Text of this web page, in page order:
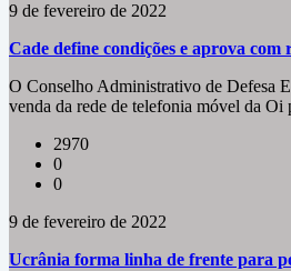
9 de fevereiro de 2022
Cade define condições e aprova
O Conselho Administrativo de Defesa
venda da rede de telefonia móvel da Oi
2970
0
0
9 de fevereiro de 2022
Ucrânia forma linha de frente para